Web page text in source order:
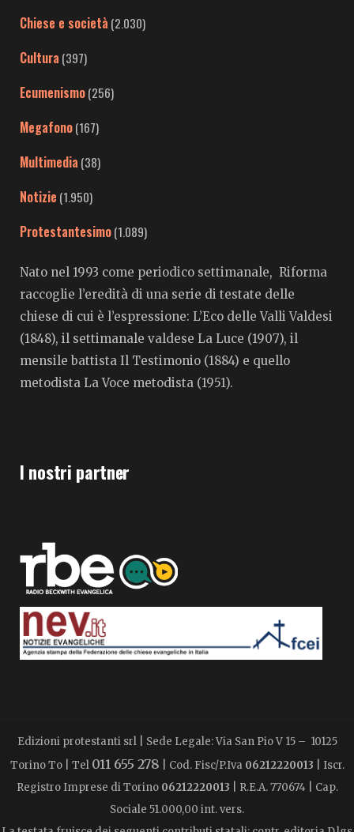
Chiese e società (2.030)
Cultura (397)
Ecumenismo(256)
Megafono(167)
Multimedia (38)
Notizie (1.950)
Protestantesimo(1.089)
Nato nel 1993 come periodico settimanale, Riforma
raccoglie l’eredità di una serie di testate delle
chiese di cui è l’espressione: L’Eco delle Valli Valdesi
(1848), il settimanale valdese La Luce (1907), il
mensile battista Il Testimonio (1884) e quello
metodista La Voce metodista (1951).
I nostri partner
Edizioni protestanti srl | Sede Legale: Via San Pio V 15 – 10125
Torino To | Tel 011 655 278 | Cod. Fisc/P.Iva 06212220013 | Iscr.
Registro Imprese di Torino 06212220013 | R.E.A. 770674 | Cap.
Sociale 51.000,00 int. vers.